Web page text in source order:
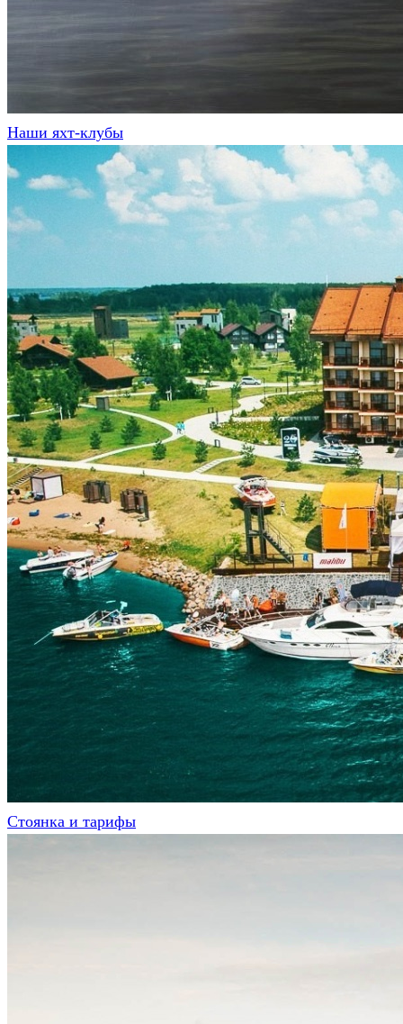
Наши яхт-клубы
Cтоянка и тарифы